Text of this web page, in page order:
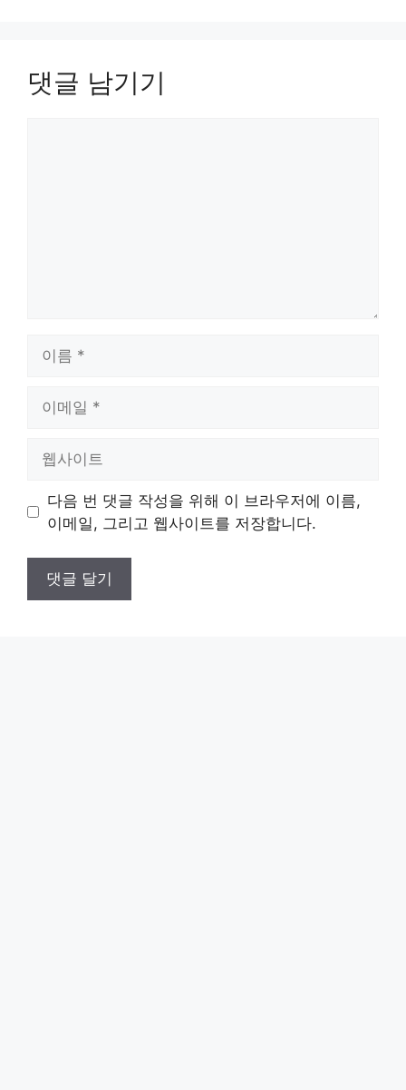
댓글 남기기
트
다음 번 댓글 작성을 위해 이 브라우저에 이름,
이메일, 그리고 웹사이트를 저장합니다.